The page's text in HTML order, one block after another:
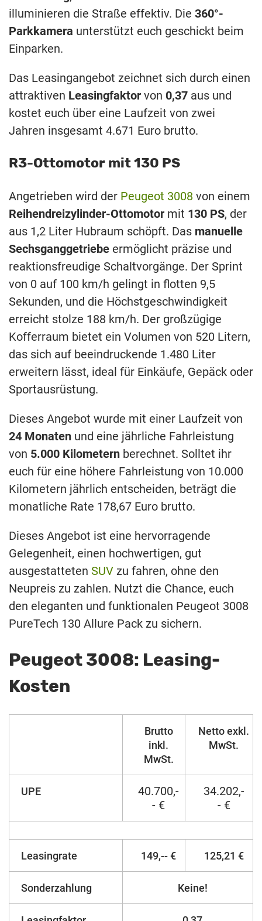
illuminieren die Straße effektiv. Die 360°-
Parkkamera unterstützt euch geschickt beim
Einparken.
Das Leasingangebot zeichnet sich durch einen
attraktiven Leasingfaktor von 0,37 aus und
kostet euch über eine Laufzeit von zwei
Jahren insgesamt 4.671 Euro brutto.
R3-Ottomotor mit 130 PS
Angetrieben wird der Peugeot 3008 von einem
Reihendreizylinder-Ottomotor mit 130 PS, der
aus 1,2 Liter Hubraum schöpft. Das manuelle
Sechsganggetriebe ermöglicht präzise und
reaktionsfreudige Schaltvorgänge. Der Sprint
von 0 auf 100 km/h gelingt in flotten 9,5
Sekunden, und die Höchstgeschwindigkeit
erreicht stolze 188 km/h. Der großzügige
Kofferraum bietet ein Volumen von 520 Litern,
das sich auf beeindruckende 1.480 Liter
erweitern lässt, ideal für Einkäufe, Gepäck oder
Sportausrüstung.
Dieses Angebot wurde mit einer Laufzeit von
24 Monaten und eine jährliche Fahrleistung
von 5.000 Kilometern berechnet. Solltet ihr
euch für eine höhere Fahrleistung von 10.000
Kilometern jährlich entscheiden, beträgt die
monatliche Rate 178,67 Euro brutto.
Dieses Angebot ist eine hervorragende
Gelegenheit, einen hochwertigen, gut
ausgestatteten SUV zu fahren, ohne den
Neupreis zu zahlen. Nutzt die Chance, euch
den eleganten und funktionalen Peugeot 3008
PureTech 130 Allure Pack zu sichern.
Peugeot 3008: Leasing-
Kosten
Brutto
inkl.
MwSt.
Netto exkl.
MwSt.
UPE
40.700,-
- €
34.202,-
- €
Leasingrate 149,-- € 125,21 €
Sonderzahlung Keine!